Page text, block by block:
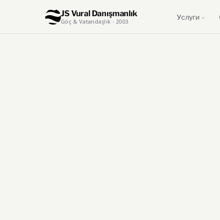
JS Vural Danışmanlık
Göç & Vatandaşlık · 2003 Услуги